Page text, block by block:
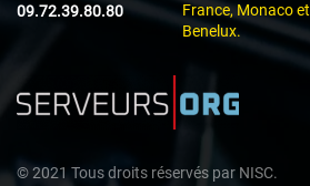
09.72.39.80.80
France, Monaco et
Benelux.
©2021 Tous droits réservés par NISC.